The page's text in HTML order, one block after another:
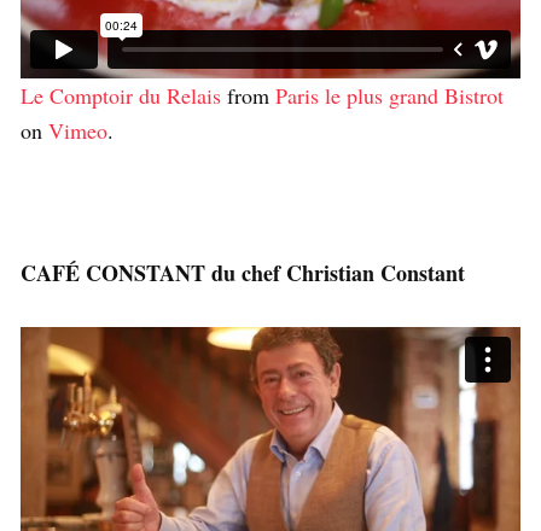
Le Comptoir du Relais from Paris le plus grand Bistrot
on Vimeo.
CAFÉ CONSTANT du chef Christian Constant